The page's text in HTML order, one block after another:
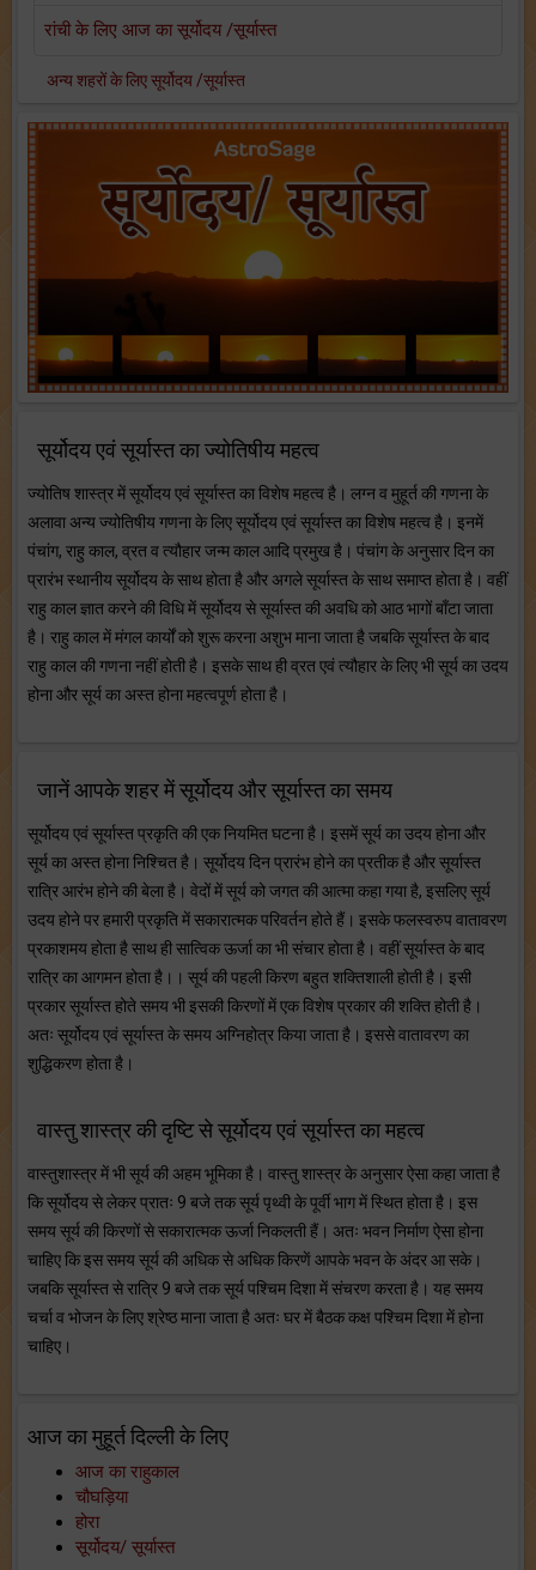
रांची के लिए आज का सूर्योदय /सूर्यास्त
अन्य शहरों के लिए सूर्योदय /सूर्यास्त
सूर्योदय एवं सूर्यास्त का ज्योतिषीय महत्व
ज्योतिष शास्त्र में सूर्योदय एवं सूर्यास्त का विशेष महत्व है। लग्न व मुहूर्त की गणना के
अलावा अन्य ज्योतिषीय गणना के लिए सूर्योदय एवं सूर्यास्त का विशेष महत्व है। इनमें
पंचांग, राहु काल, व्रत व त्यौहार जन्म काल आदि प्रमुख है। पंचांग के अनुसार दिन का
प्रारंभ स्थानीय सूर्योदय के साथ होता है और अगले सूर्यास्त के साथ समाप्त होता है। वहीं
राहु काल ज्ञात करने की विधि में सूर्योदय से सूर्यास्त की अवधि को आठ भागों बाँटा जाता
है। राहु काल में मंगल कार्यों को शुरू करना अशुभ माना जाता है जबकि सूर्यास्त के बाद
राहु काल की गणना नहीं होती है। इसके साथ ही व्रत एवं त्यौहार के लिए भी सूर्य का उदय
होना और सूर्य का अस्त होना महत्वपूर्ण होता है।
जानें आपके शहर में सूर्योदय और सूर्यास्त का समय
सूर्योदय एवं सूर्यास्त प्रकृति की एक नियमित घटना है। इसमें सूर्य का उदय होना और
सूर्य का अस्त होना निश्चित है। सूर्योदय दिन प्रारंभ होने का प्रतीक है और सूर्यास्त
रात्रि आरंभ होने की बेला है। वेदों में सूर्य को जगत की आत्मा कहा गया है, इसलिए सूर्य
उदय होने पर हमारी प्रकृति में सकारात्मक परिवर्तन होते हैं। इसके फलस्वरुप वातावरण
प्रकाशमय होता है साथ ही सात्विक ऊर्जा का भी संचार होता है। वहीं सूर्यास्त के बाद
रात्रि का आगमन होता है।। सूर्य की पहली किरण बहुत शक्तिशाली होती है। इसी
प्रकार सूर्यास्त होते समय भी इसकी किरणों में एक विशेष प्रकार की शक्ति होती है।
अतः सूर्योदय एवं सूर्यास्त के समय अग्निहोत्र किया जाता है। इससे वातावरण का
शुद्धिकरण होता है।
वास्तु शास्त्र की दृष्टि से सूर्योदय एवं सूर्यास्त का महत्व
वास्तुशास्त्र में भी सूर्य की अहम भूमिका है। वास्तु शास्त्र के अनुसार ऐसा कहा जाता है
कि सूर्योदय से लेकर प्रातः 9 बजे तक सूर्य पृथ्वी के पूर्वी भाग में स्थित होता है। इस
समय सूर्य की किरणों से सकारात्मक ऊर्जा निकलती हैं। अतः भवन निर्माण ऐसा होना
चाहिए कि इस समय सूर्य की अधिक से अधिक किरणें आपके भवन के अंदर आ सके।
जबकि सूर्यास्त से रात्रि 9 बजे तक सूर्य पश्चिम दिशा में संचरण करता है। यह समय
चर्चा व भोजन के लिए श्रेष्ठ माना जाता है अतः घर में बैठक कक्ष पश्चिम दिशा में होना
चाहिए।
आज का मुहूर्त दिल्ली के लिए
आज का राहुकाल
चौघड़िया
होरा
सूर्योदय/ सूर्यास्त